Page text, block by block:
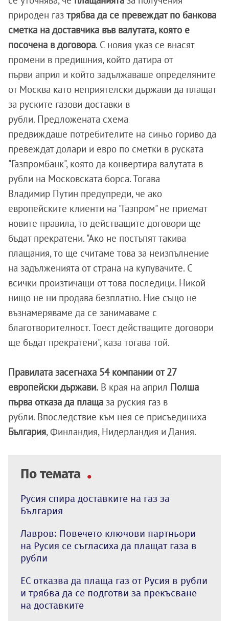
природен газ трябва да се превеждат по банкова
сметка на доставчика във валутата, която е
посочена в договора. С новия указ се внасят
промени в предишния, който датира от
първи април и който задължаваше определяните
от Москва като неприятелски държави да плащат
за руските газови доставки в
рубли. Предложената схема
предвиждаше потребителите на синьо гориво да
превеждат долари и евро по сметки в руската
"Газпромбанк", която да конвертира валутата в
рубли на Московската борса. Тогава
Владимир Путин предупреди, че ако
европейските клиенти на "Газпром" не приемат
новите правила, то действащите договори ще
бъдат прекратени. "Ако не постъпят такива
плащания, то ще считаме това за неизпълнение
на задълженията от страна на купувачите. С
всички произтичащи от това последици. Никой
нищо не ни продава безплатно. Ние също не
възнамеряваме да се занимаваме с
благотворителност. Тоест действащите договори
ще бъдат прекратени", каза тогава той.
Правилата засегнаха 54 компании от 27
европейски държави. В края на април Полша
първа отказа да плаща за руския газ в
рубли. Впоследствие към нея се присъединиха
България, Финландия, Нидерландия и Дания.
По темата
Русия спира доставките на газ за
България
Лавров: Повечето ключови партньори
на Русия се съгласиха да плащат газа в
рубли
ЕС отказва да плаща газ от Русия в рубли
и трябва да се подготви за прекъсване
на доставките